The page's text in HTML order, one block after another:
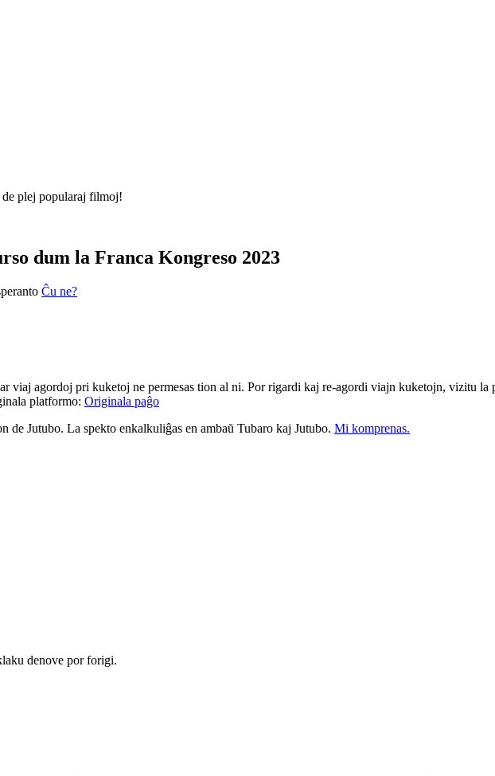
plej popularaj filmoj!
dum la Franca Kongreso 2023
Ĉu ne?
viaj agordoj pri kuketoj ne permesas tion al ni. Por rigardi kaj re-agordi viajn kuketojn, vizitu la
platformo: Originala paĝo
de Jutubo. La spekto enkalkuliĝas en ambaŭ Tubaro kaj Jutubo. Mi komprenas.
denove por forigi.